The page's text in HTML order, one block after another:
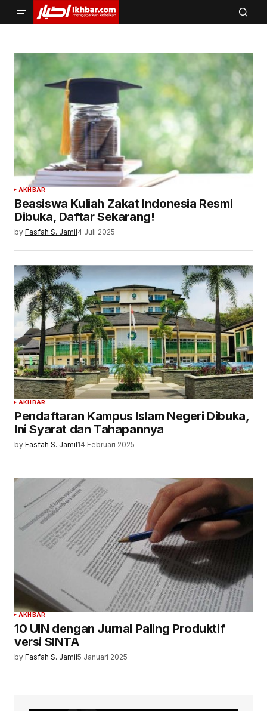
AKHBAR
Beasiswa Kuliah Zakat Indonesia Resmi
Dibuka, Daftar Sekarang!
by Fasfah S. Jamil4 Juli 2025
AKHBAR
Pendaftaran Kampus Islam Negeri Dibuka,
Ini Syarat dan Tahapannya
by Fasfah S. Jamil14 Februari 2025
AKHBAR
10 UIN dengan Jurnal Paling Produktif
versi SINTA
by Fasfah S. Jamil5 Januari 2025